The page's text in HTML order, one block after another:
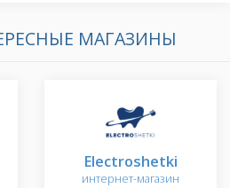
МАГАЗИНЫ
Electroshetki
интернет-магазин